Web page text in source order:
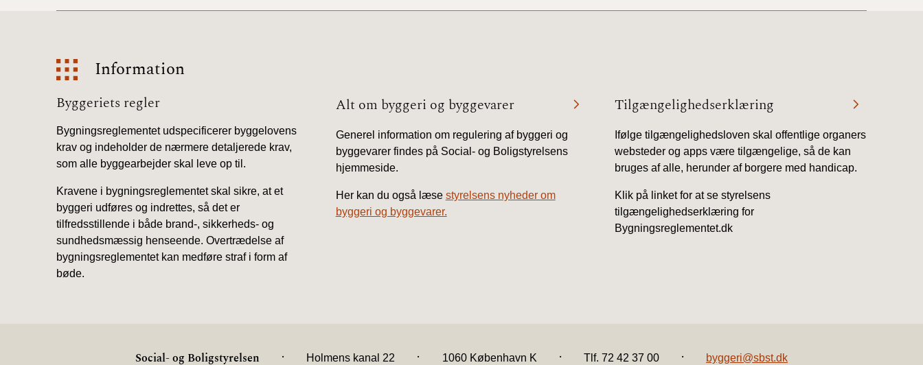
Information
Information
Byggeriets regler
Bygningsreglementet udspecificerer byggelovens
krav og indeholder de nærmere detaljerede krav,
som alle byggearbejder skal leve op til.
Kravene i bygningsreglementet skal sikre, at et
byggeri udføres og indrettes, så det er
tilfredsstillende i både brand-, sikkerheds- og
sundhedsmæssig henseende. Overtrædelse af
bygningsreglementet kan medføre straf i form af
bøde.
Alt om byggeri og byggevarer
Generel information om regulering af byggeri og
byggevarer findes på Social- og Boligstyrelsens
hjemmeside.
Her kan du også læse styrelsens nyheder om
byggeri og byggevarer.
Tilgængelighedserklæring
Ifølge tilgængelighedsloven skal offentlige organers
websteder og apps være tilgængelige, så de kan
bruges af alle, herunder af borgere med handicap.
Klik på linket for at se styrelsens
tilgængelighedserklæring for
Bygningsreglementet.dk
Social- og Boligstyrelsen . Holmens kanal 22 . 1060 København K . Tlf. 72 42 37 00 . byggeri@sbst.dk